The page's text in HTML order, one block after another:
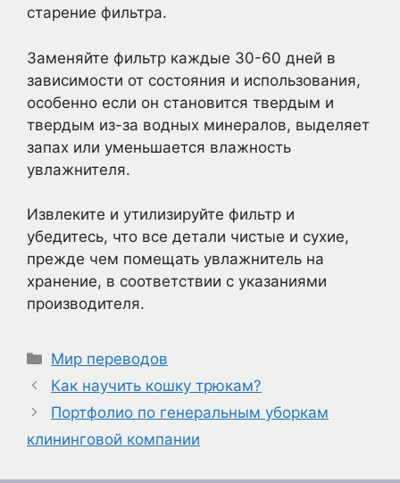
старение фильтра.
Заменяйте фильтр каждые 30-60 дней в
зависимости от состояния и использования,
особенно если он становится твердым и
твердым из-за водных минералов, выделяет
запах или уменьшается влажность
увлажнителя.
Извлеките и утилизируйте фильтр и
убедитесь, что все детали чистые и сухие,
прежде чем помещать увлажнитель на
хранение, в соответствии с указаниями
производителя.
Рубрики
Мир переводов
Как научить кошку трюкам?
Портфолио по генеральным уборкам
клининговой компании